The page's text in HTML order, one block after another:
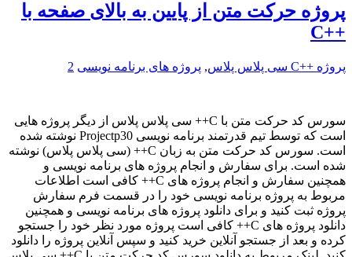
پروژه حرکت متن از پایین به بالای صفحه با
++C
پروژه ++C سی پلاس پلاس , پروژه های برنامه نویسی 2
سورس کد حرکت متن با C++ سی پلاس پلاس از دیگر پروژه هایی
است که توسط تیم قدرتمند برنامه نویسی Projectp30 نوشته شده
است. سورس کد حرکت متن به زبان C++ (سی پلاس پلاس) نوشته
شده است. برای سفارش و انجام پروژه های برنامه نویسی و
همچنین سفارش و انجام پروژه های C++ کافی است اطلاعات
مربوط به پروژه برنامه نویسی خود را در قسمت فرم سفارش
پروژه ثبت کنید و برای دانلود پروژه های برنامه نویسی و همچنین
دانلود پروژه های C++ کافی است پروژه مورد نظر خود را جستجو
کرده و بعد از جستجو آنلاین خرید کنید و سپس آنلاین پروژه را دانلود